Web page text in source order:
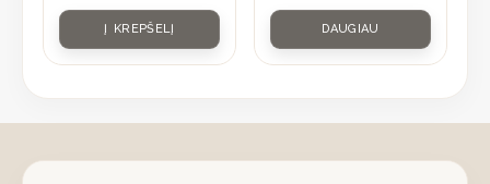
Į KREPŠELĮ DAUGIAU